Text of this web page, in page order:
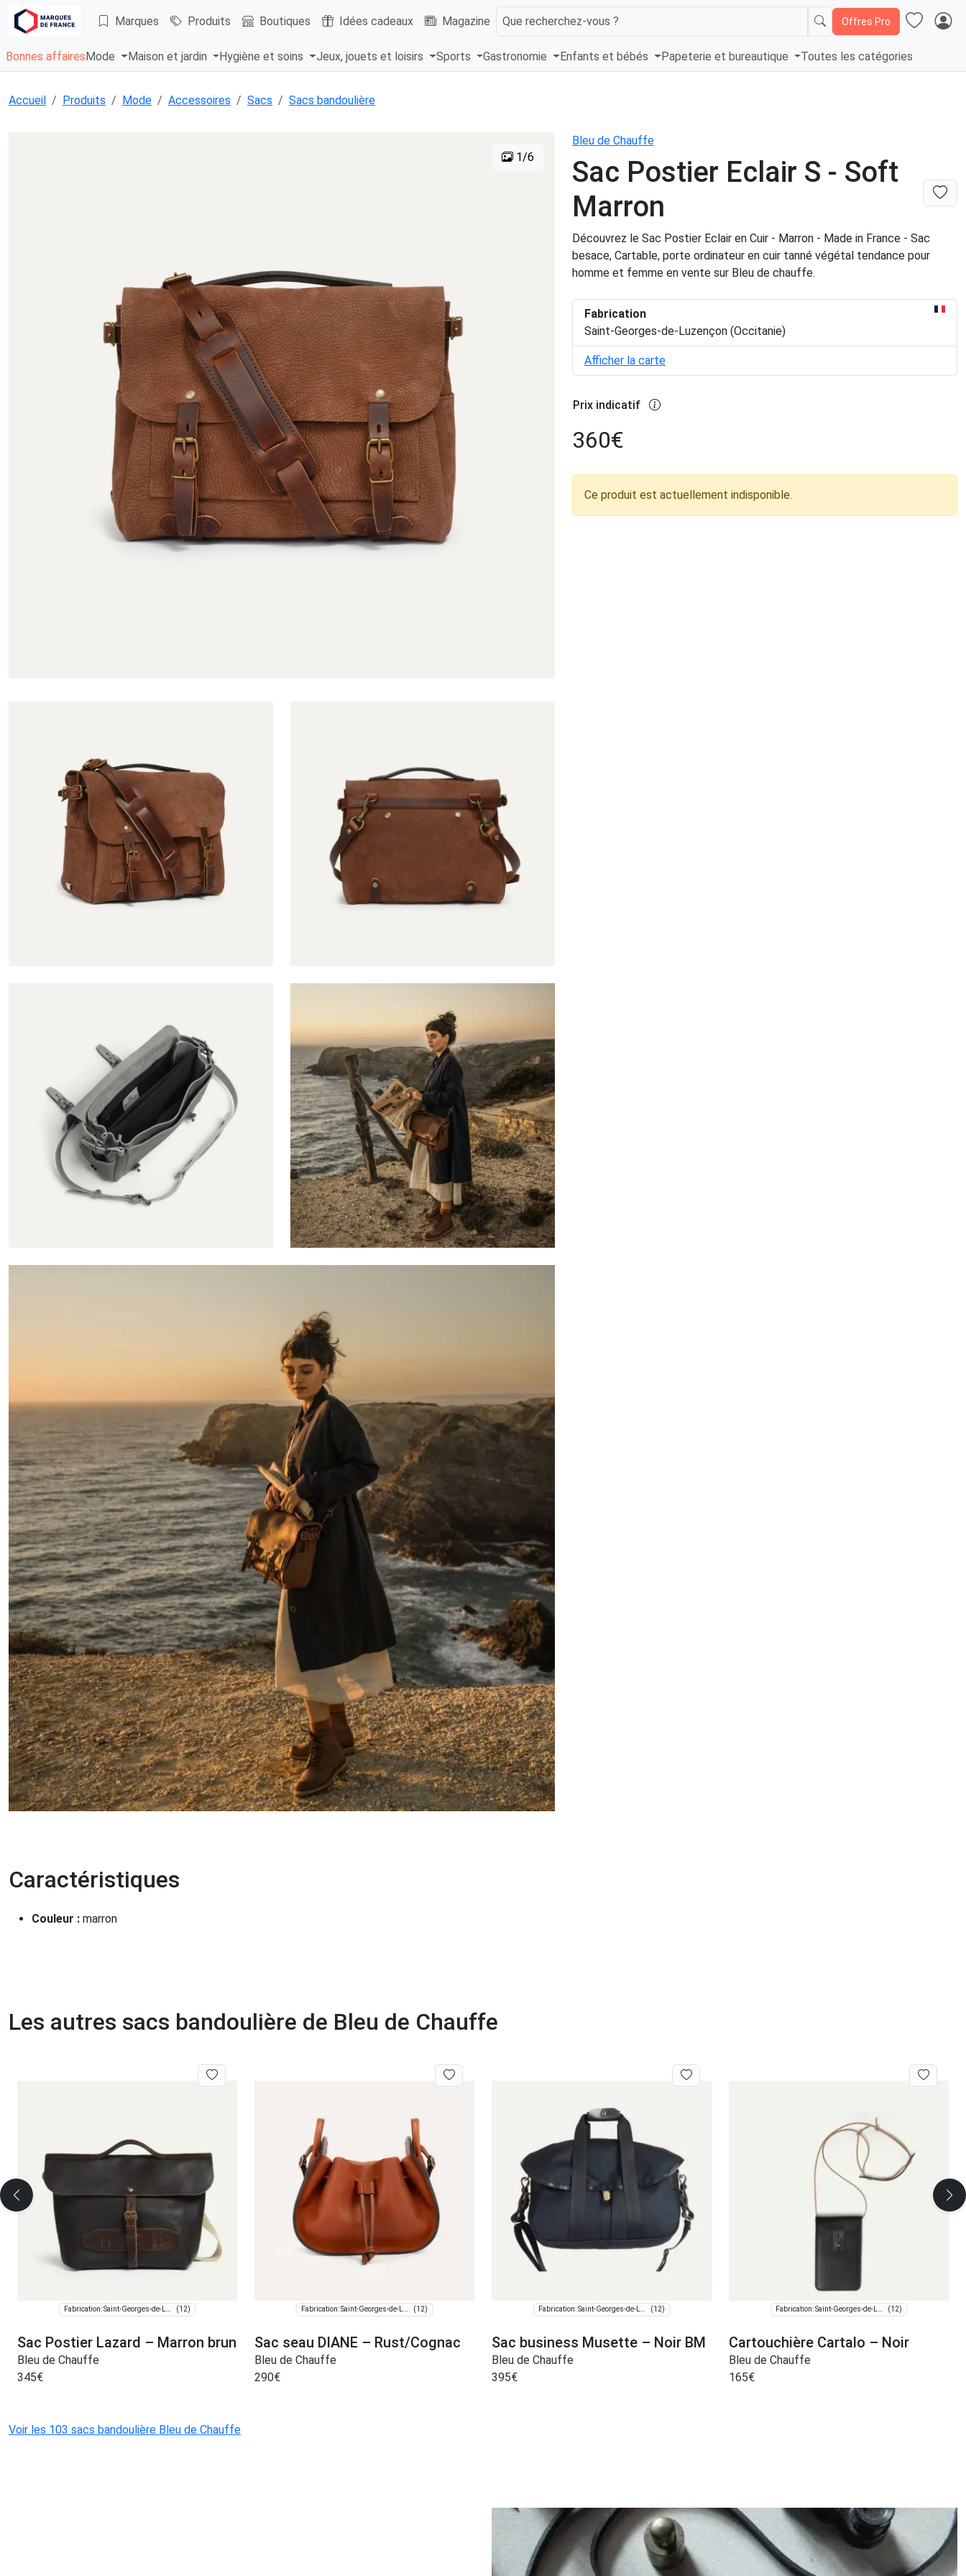
Marques Produits Boutiques Idées cadeaux Magazine Que recherchez-vous ? Offres Pro
Bonnes affaires Mode Maison et jardin Hygiène et soins Jeux, jouets et loisirs Sports Gastronomie Enfants et bébés Papeterie et bureautique Toutes les catégories
Accueil Produits Mode Accessoires Sacs Sacs bandoulière
1/6
Bleu de Chauffe
Sac Postier Eclair S - Soft
Marron
Découvrez le Sac Postier Eclair en Cuir - Marron - Made in France - Sac
besace, Cartable, porte ordinateur en cuir tanné végétal tendance pour
homme et femme en vente sur Bleu de chauffe.
Fabrication
Saint-Georges-de-Luzençon (Occitanie)
Afficher la carte
Prix indicatif
360€
Ce produit est actuellement indisponible.
Caractéristiques
Couleur : marron
Les autres sacs bandoulière de Bleu de Chauffe
Fabrication: Saint-Georges-de-Luzençon (12)
Sac Postier Lazard – Marron brun
Bleu de Chauffe
345€
Fabrication: Saint-Georges-de-Luzençon (12)
Sac seau DIANE – Rust/Cognac
Bleu de Chauffe
290€
Fabrication: Saint-Georges-de-Luzençon (12)
Sac business Musette – Noir BM
Bleu de Chauffe
395€
Fabrication: Saint-Georges-de-Luzençon (12)
Cartouchière Cartalo – Noir
Bleu de Chauffe
165€
Voir les 103 sacs bandoulière Bleu de Chauffe